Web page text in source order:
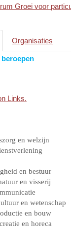
Organisaties
en welzijn
en bestuur
en visserij
en wetenschap
en bouw
en horeca